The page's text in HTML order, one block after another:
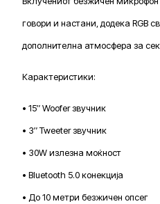
говори и настани, додека RGB
дополнителна атмосфера за
Карактеристики:
• 15″ Woofer звучник
• 3″ Tweeter звучник
• 30W излезна моќност
• Bluetooth 5.0 конекција
• До 10 метри безжичен опсег